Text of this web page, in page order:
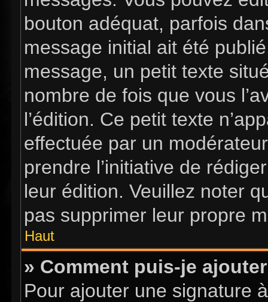
bouton adéquat, parfois
message initial ait été
message, un petit texte
nombre de fois que vous
l’édition. Ce petit texte
effectuée par un
prendre l’initiative de
leur édition. Veuillez noter
pas supprimer leur propre
Haut
» Comment puis-je
Pour ajouter une signature